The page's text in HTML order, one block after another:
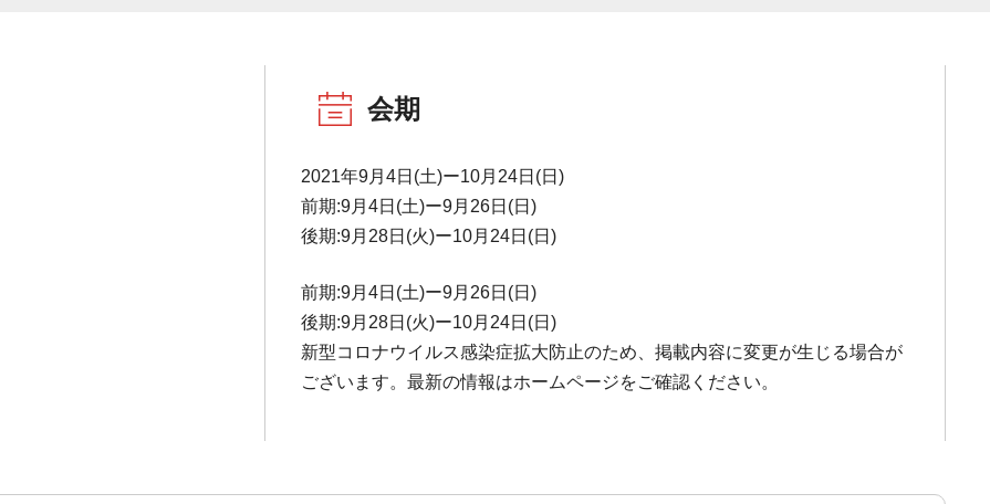
会期
2021年9月4日(土)ー10月24日(日)
前期:9月4日(土)ー9月26日(日)
後期:9月28日(火)ー10月24日(日)
前期:9月4日(土)ー9月26日(日)
後期:9月28日(火)ー10月24日(日)
新型コロナウイルス感染症拡大防止のため、掲載内容に変更が生じる場合が
ございます。最新の情報はホームページをご確認ください。